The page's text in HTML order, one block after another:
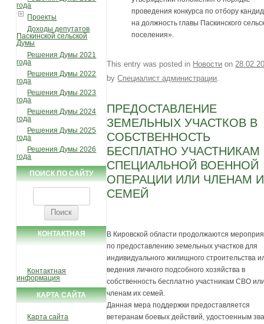
года
Проекты
Доходы депутатов
Паскинской сельской
Думы
Решения Думы 2021
года
Решения Думы 2022
года
Решения Думы 2023
года
Решения Думы 2024
года
Решения Думы 2025
года
Решения Думы 2026
года
ПОИСК ПО САЙТУ
КОНТАКТНАЯ
Контактная
информация
КАРТА САЙТА
Карта сайта
проведения конкурса по отбору
на должность главы Паскинского
поселения».
This entry was posted in Новости on
byСпециалист администрации
ПРЕДОСТАВЛЕНИЕ
ЗЕМЕЛЬНЫХ УЧАСТКОВ В
СОБСТВЕННОСТЬ
БЕСПЛАТНО УЧАСТНИКАМ
СПЕЦИАЛЬНОЙ ВОЕННОЙ
ОПЕРАЦИИ ИЛИ ЧЛЕНАМ
СЕМЕЙ
В Кировской области продолжаются
по предоставлению земельных участков для
индивидуального жилищного строительства
ведения личного подсобного хозяйства в
собственность бесплатно участникам СВО
членам их семей.
Данная мера поддержки предоставляется
ветеранам боевых действий, удостоенным